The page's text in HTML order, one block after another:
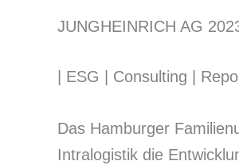
JUNGHEINRICH AG
| ESG | Consulting |
Das Hamburger
Intralogistik die